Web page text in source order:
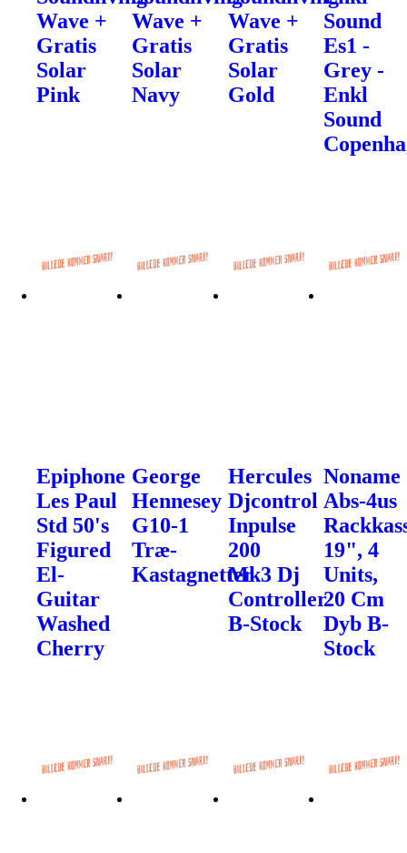
Wave +
Gratis
Solar
Pink
Wave +
Gratis
Solar
Navy
Wave +
Gratis
Solar
Gold
Sound
Es1 -
Grey -
Enkl
Sound
Epiphone
Les Paul
Std 50's
Figured
El-
Guitar
Washed
Cherry
George
Hennesey
G10-1
Træ-
Kastagnetter
Hercules
Djcontrol
Inpulse
200
Mk3 Dj
Controller
B-Stock
Noname
Abs-4us
19", 4
Units,
20 Cm
Dyb B-
Stock